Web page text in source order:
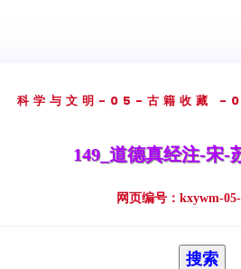
科学与文明 -05-古籍收藏 -
149_道德真经注-宋-
网页编号：kxywm-
搜索